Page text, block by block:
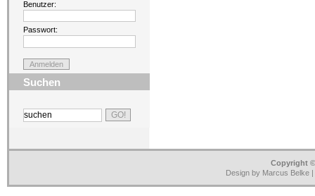
Benutzer:
Passwort:
Suchen
Copyright
Design by Marcus Belke